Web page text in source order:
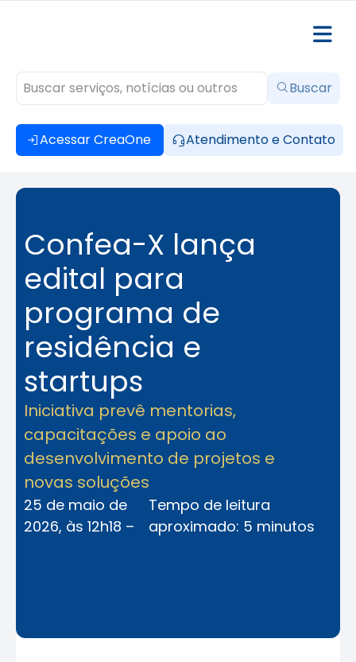
Acessar CreaOne Atendimento e Contato
Buscar
Confea-X lança
edital para
programa de
residência e
startups
Iniciativa prevê mentorias,
capacitações e apoio ao
desenvolvimento de projetos e
novas soluções
25 de maio de
2026, às 12h18 –
Tempo de leitura
aproximado: 5 minutos